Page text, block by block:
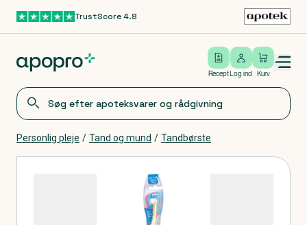
Gå til hovedindholdTrustScore 4.8
Recept
Log ind
Log ind Kurv
Open/close menu
Personlig pleje / Tand og mund / Tandbørste